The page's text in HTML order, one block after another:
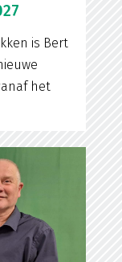
is Bert
het